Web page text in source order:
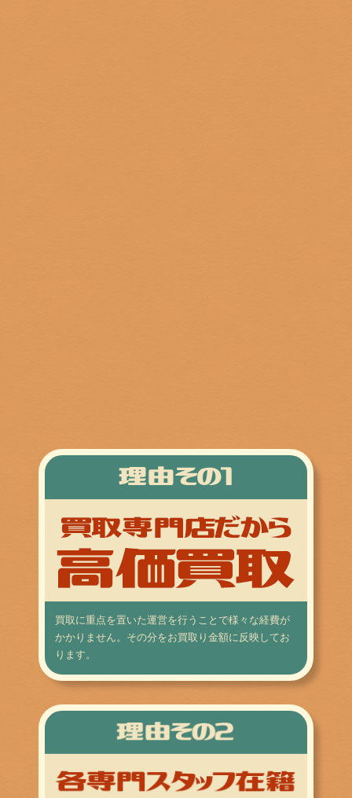
買取に重点を置いた運営を行うことで様々な経費が
かかりません。その分をお買取り金額に反映してお
ります。